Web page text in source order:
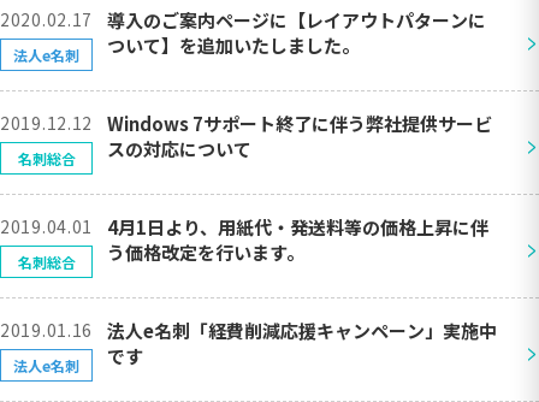
2020.02.17
導入のご案内ページに【レイアウトパターンに
ついて】を追加いたしました。
>
法人e名刺
2019.12.12
Windows 7サポート終了に伴う弊社提供サービ
スの対応について
>
名刺総合
2019.04.01
4月1日より、用紙代・発送料等の価格上昇に伴
う価格改定を行います。
>
名刺総合
2019.01.16
法人e名刺「経費削減応援キャンペーン」実施中
です
>
法人e名刺